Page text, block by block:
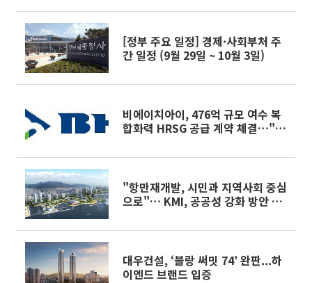
[정부 주요 일정] 경제·사회부처 주
간 일정 (9월 29일 ~ 10월 3일)
비에이치아이, 476억 규모 여수 복
합화력 HRSG 공급 계약 체결…"누
"항만재개발, 시민과 지역사회 중심
으로"… KMI, 공공성 강화 방안 제
대우건설, ‘블랑 써밋 74’ 완판...하
이엔드 브랜드 입증